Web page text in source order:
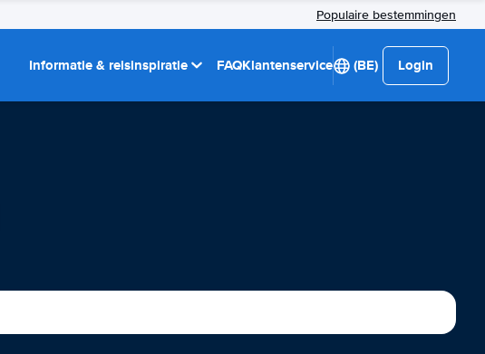
Populaire bestemmingen
Informatie & reisinspiratie FAQKlantenservice (BE) Login